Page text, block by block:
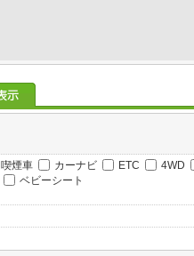
喫煙車 カーナビ ETC 4WD
ベビーシート